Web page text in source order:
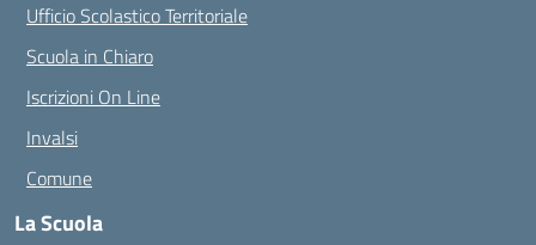
Ufficio Scolastico Territoriale
Scuola in Chiaro
Iscrizioni On Line
Invalsi
Comune
La Scuola